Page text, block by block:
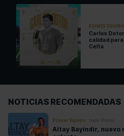
PRIMER EQUIPO
Carlos
calidad
Celta
NOTICIAS RECOMENDADAS
Primer Equipo hace 3 horas
Altay Bayindir,